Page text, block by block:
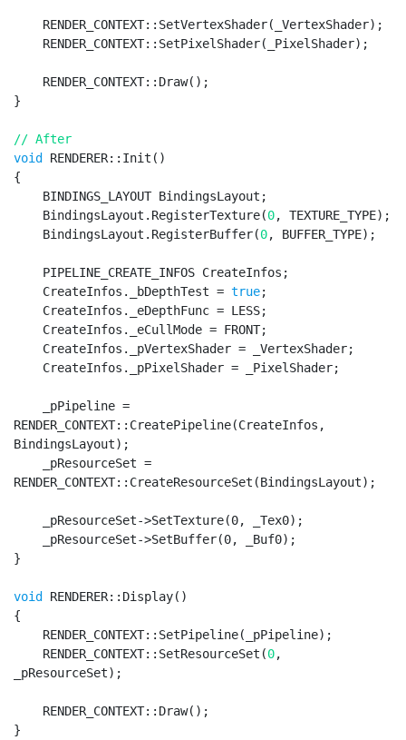
}
// After
void RENDERER::Init()
{
    BindingsLayout.RegisterTexture(
0, TEXTURE_TYPE);
    BindingsLayout.RegisterBuffer(
0, BUFFER_TYPE);
    CreateInfos._bDepthTest =
true;
RENDER_CONTEXT::CreatePipeline(CreateInfos,
BindingsLayout);
RENDER_CONTEXT::CreateResourceSet(BindingsLayout);
}
void RENDERER::Display()
{
    RENDER_CONTEXT::SetResourceSet(
0,
_pResourceSet);